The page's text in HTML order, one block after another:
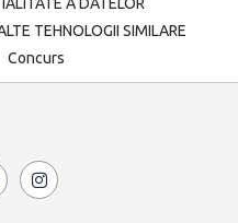
TEHNOLOGII SIMILARE
Concurs